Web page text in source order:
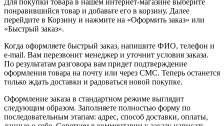
понравившийся товар и добавьте его в корзину. Далее
перейдите в Корзину и нажмите на «Оформить заказ» или
«Быстрый заказ».
Когда оформляете быстрый заказ, напишите ФИО, телефон и
e-mail. Вам перезвонит менеджер и уточнит условия заказа.
По результатам разговора вам придет подтверждение
оформления товара на почту или через СМС. Теперь останется
только ждать доставки и радоваться новой покупке.
Оформление заказа в стандартном режиме выглядит
следующим образом. Заполняете полностью форму по
последовательным этапам: адрес, способ доставки, оплаты,